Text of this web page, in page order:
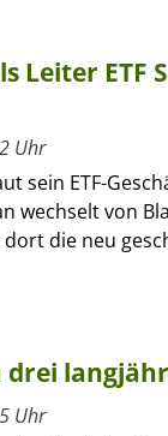
Leiter ETF
Uhr
sein ETF-
wechselt von
die neu
Uhr